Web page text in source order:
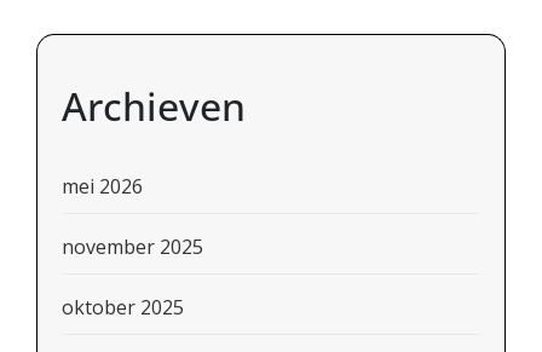
Archieven
mei 2026
november 2025
oktober 2025